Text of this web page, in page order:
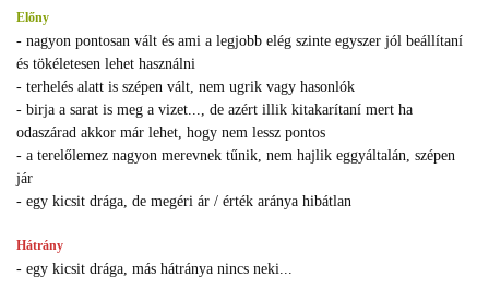
Előny
- nagyon pontosan vált és ami a legjobb elég szinte egyszer jól beállítaní
és tökéletesen lehet használni
- terhelés alatt is szépen vált, nem ugrik vagy hasonlók
- birja a sarat is meg a vizet..., de azért illik kitakarítaní mert ha
odaszárad akkor már lehet, hogy nem lessz pontos
- a terelőlemez nagyon merevnek tűnik, nem hajlik eggyáltalán, szépen
jár
- egy kicsit drága, de megéri ár / érték aránya hibátlan
Hátrány
- egy kicsit drága, más hátránya nincs neki...